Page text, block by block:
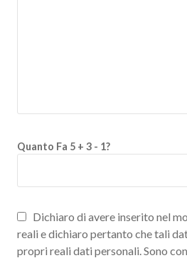
Quanto Fa 5 + 3 - 1?
Dichiaro di avere inserito nel
reali e dichiaro pertanto che tali
propri reali dati personali. Sono